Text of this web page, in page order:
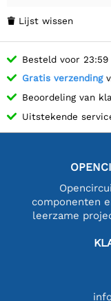
 Lijst wissen
Besteld voor 23:59
Gratis verzending
Beoordeling van
Uitstekende
componenten
leerzame